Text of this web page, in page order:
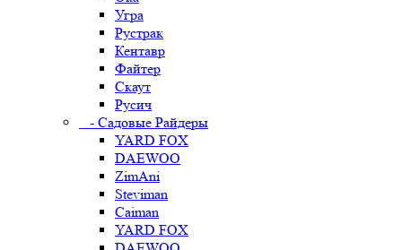
Угра
Рустрак
Кентавр
Файтер
Скаут
Русич
- Садовые Райдеры
YARD FOX
DAEWOO
ZimAni
Steviman
Caiman
YARD FOX